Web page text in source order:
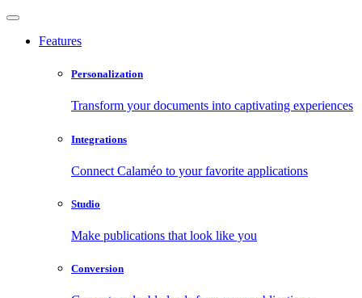
Features
Personalization
Transform your documents into captivating experiences
Integrations
Connect Calaméo to your favorite applications
Studio
Make publications that look like you
Conversion